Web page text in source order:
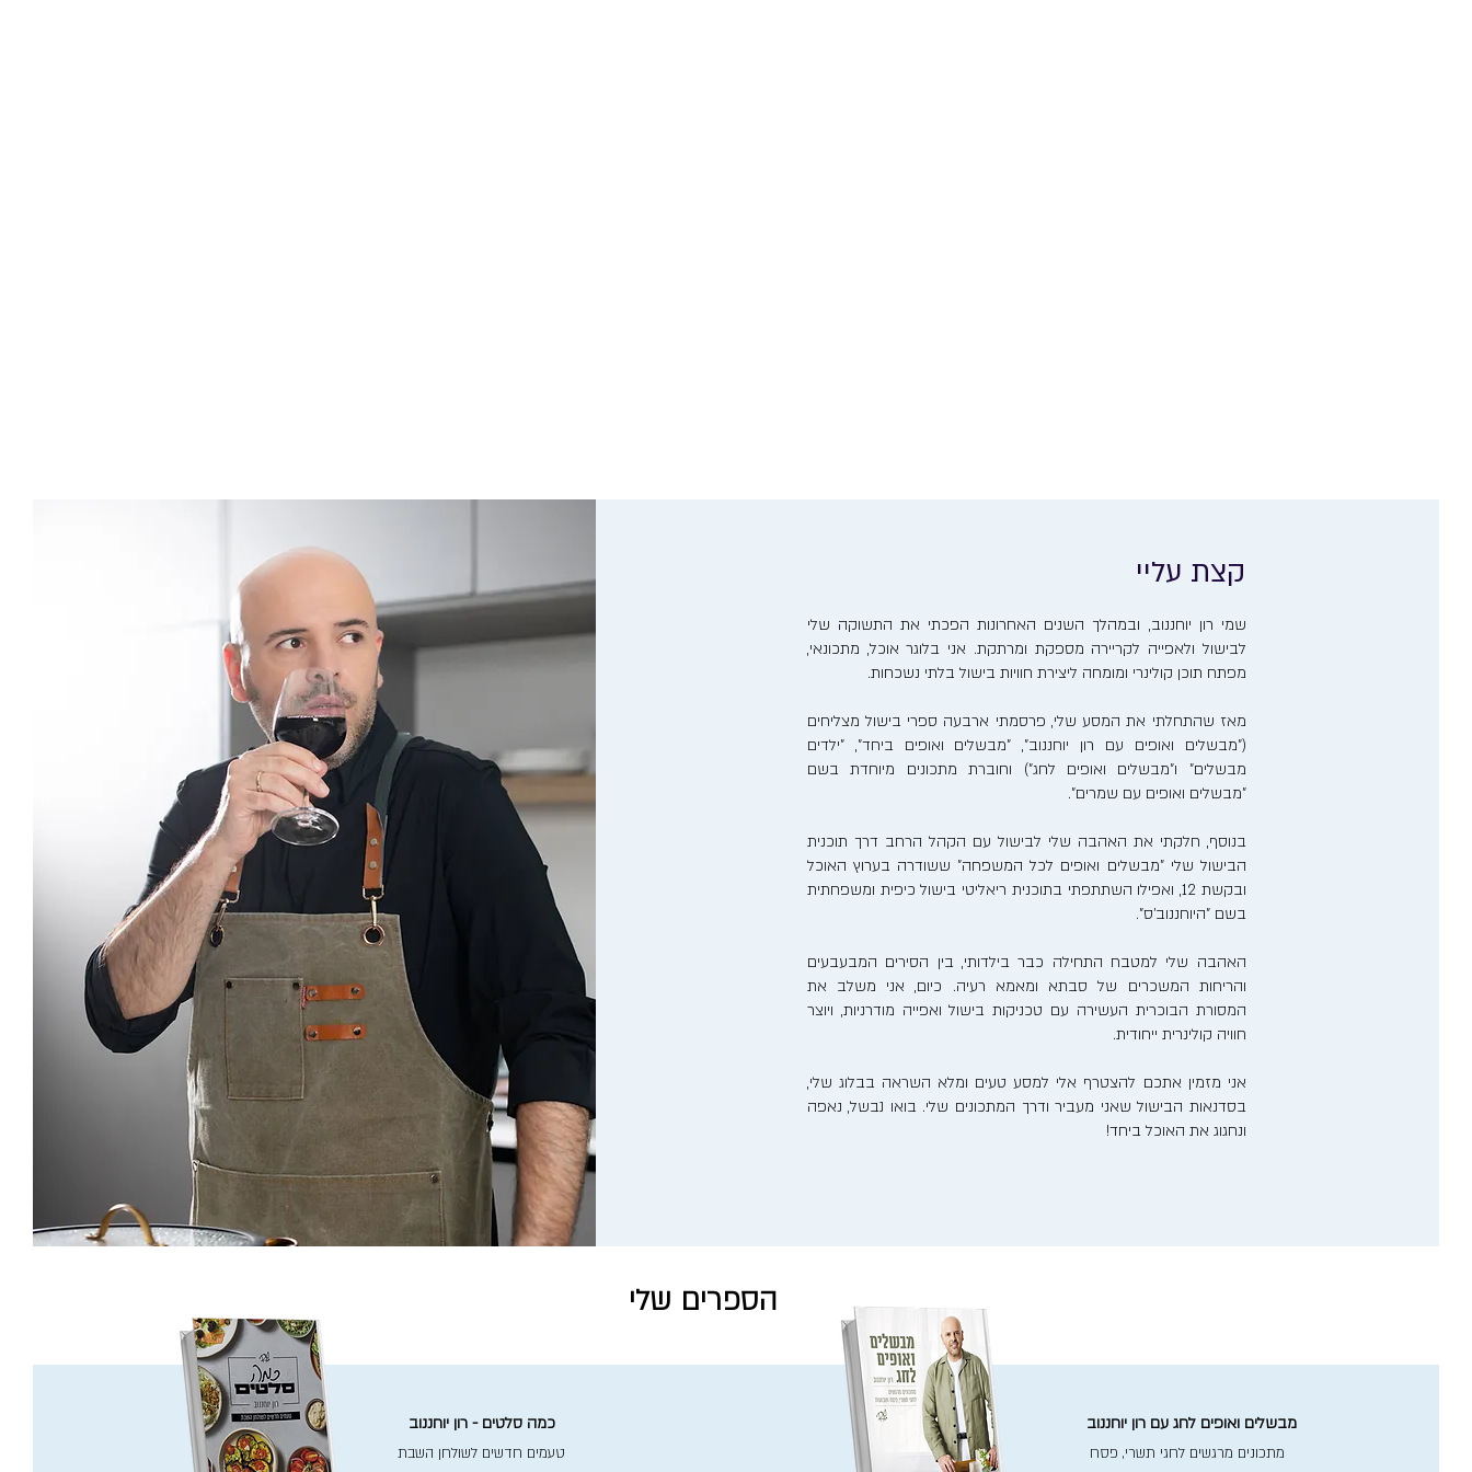
קצת עליי
שמי רון יוחננוב, ובמהלך השנים האחרונות הפכתי את התשוקה שלי
לבישול ולאפייה לקריירה מספקת ומרתקת. אני בלוגר אוכל, מתכונאי,
מפתח תוכן קולינרי ומומחה ליצירת חוויות בישול בלתי נשכחות.
מאז שהתחלתי את המסע שלי, פרסמתי ארבעה ספרי בישול מצליחים
("מבשלים ואופים עם רון יוחננוב", "מבשלים ואופים ביחד", "ילדים
מבשלים" ו"מבשלים ואופים לחג") וחוברת מתכונים מיוחדת בשם
"מבשלים ואופים עם שמרים".
בנוסף, חלקתי את האהבה שלי לבישול עם הקהל הרחב דרך תוכנית
הבישול שלי "מבשלים ואופים לכל המשפחה" ששודרה בערוץ האוכל
ובקשת 12, ואפילו השתתפתי בתוכנית ריאליטי בישול כיפית ומשפחתית
בשם "היוחננוב'ס".
האהבה שלי למטבח התחילה כבר בילדותי, בין הסירים המבעבעים
והריחות המשכרים של סבתא ומאמא רעיה. כיום, אני משלב את
המסורת הבוכרית העשירה עם טכניקות בישול ואפייה מודרניות, ויוצר
חוויה קולינרית ייחודית.
אני מזמין אתכם להצטרף אלי למסע טעים ומלא השראה בבלוג שלי,
בסדנאות הבישול שאני מעביר ודרך המתכונים שלי. בואו נבשל, נאפה
ונחגוג את האוכל ביחד!
הספרים שלי
כמה סלטים - רון יוחננוב
טעמים חדשים לשולחן השבת
מבשלים ואופים לחג עם רון יוחננוב
מתכונים מרגשים לחגי תשרי, פסח